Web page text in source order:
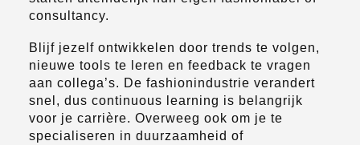
consultancy.
Blijf jezelf ontwikkelen door trends te volgen,
nieuwe tools te leren en feedback te vragen
aan collega’s. De fashionindustrie verandert
snel, dus continuous learning is belangrijk
voor je carrière. Overweeg ook om je te
specialiseren in duurzaamheid of